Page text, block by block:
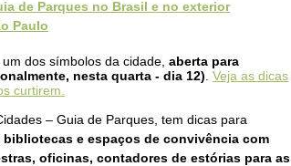
de Parques no Brasil e no exterior
Paulo
, um dos símbolos da cidade, aberta para
nesta quarta - dia 12) Veja as dicas
curtirem.
– Guia de Parques, tem dicas para
e espaços de convivência com
oficinas, contadores de estórias para as